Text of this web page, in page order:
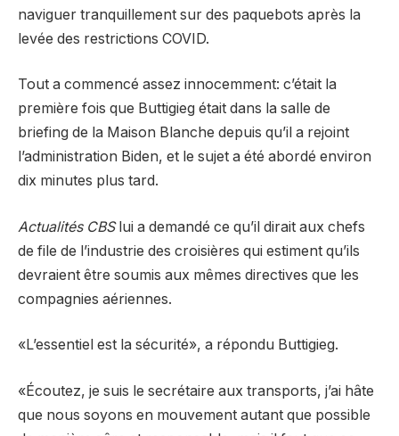
naviguer tranquillement sur des paquebots après la
levée des restrictions COVID.
Tout a commencé assez innocemment: c’était la
première fois que Buttigieg était dans la salle de
briefing de la Maison Blanche depuis qu’il a rejoint
l’administration Biden, et le sujet a été abordé environ
dix minutes plus tard.
Actualités CBSlui a demandé ce qu’il dirait aux chefs
de file de l’industrie des croisières qui estiment qu’ils
devraient être soumis aux mêmes directives que les
compagnies aériennes.
«L’essentiel est la sécurité», a répondu Buttigieg.
«Écoutez, je suis le secrétaire aux transports, j’ai hâte
que nous soyons en mouvement autant que possible